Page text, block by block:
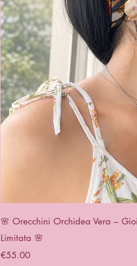
Quick
🌸 Orecchini Orchidea Vera –
Limitata 🌸
Price
€55.00